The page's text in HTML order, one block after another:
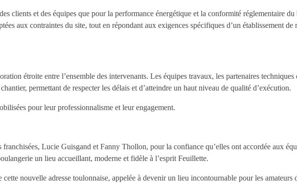
clients et des équipes que pour la performance énergétique et la conformité réglementaire
aux contraintes du site, tout en répondant aux exigences spécifiques d’un établissement de
étroite entre l’ensemble des intervenants. Les équipes travaux, les partenaires
permettant de respecter les délais et d’atteindre un haut niveau de qualité d’exécution.
pour leur professionnalisme et leur engagement.
franchisées, Lucie Guisgand et Fanny Thollon, pour la confiance qu’elles ont accordée aux
un lieu accueillant, moderne et fidèle à l’esprit Feuillette.
nouvelle adresse toulonnaise, appelée à devenir un lieu incontournable pour les amateurs